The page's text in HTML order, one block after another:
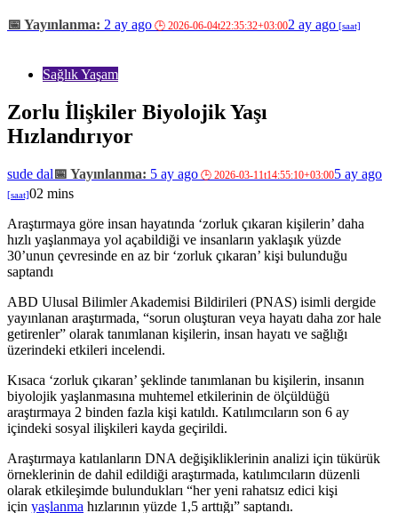
2 ay ago 2 ay ago
Sağlık Yaşam
Zorlu İlişkiler Biyolojik Yaşı
Hızlandırıyor
sude dal 5 ay ago
5 ay ago
02 mins
Araştırmaya göre insan hayatında ‘zorluk çıkaran kişilerin’ daha
hızlı yaşlanmaya yol açabildiği ve insanların yaklaşık yüzde
30’unun çevresinde en az bir ‘zorluk çıkaran’ kişi bulunduğu
saptandı
ABD Ulusal Bilimler Akademisi Bildirileri (PNAS) isimli dergide
yayınlanan araştırmada, “sorun oluşturan veya hayatı daha zor hale
getirenler” olarak tanımlanan kişilerin, insan hayatı ve sağlığı
üzerindeki etkileri incelendi.
Kısaca ‘zorluk çıkaran’ şeklinde tanımlanan bu kişilerin, insanın
biyolojik yaşlanmasına muhtemel etkilerinin de ölçüldüğü
araştırmaya 2 binden fazla kişi katıldı. Katılımcıların son 6 ay
içindeki sosyal ilişkileri kayda geçirildi.
Araştırmaya katılanların DNA değişikliklerinin analizi için tükürük
örneklerinin de dahil edildiği araştırmada, katılımcıların düzenli
olarak etkileşimde bulundukları “her yeni rahatsız edici kişi
için yaşlanma hızlarının yüzde 1,5 arttığı” saptandı.